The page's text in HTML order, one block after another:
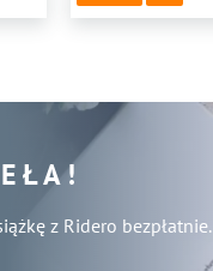
z Ridero bezpłatnie.